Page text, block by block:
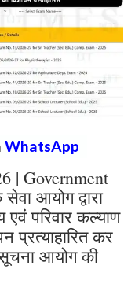
WhatsApp
| Government
आयोग द्वारा
एवं परिवार कल्याण
प्रत्याहारित कर
आयोग की